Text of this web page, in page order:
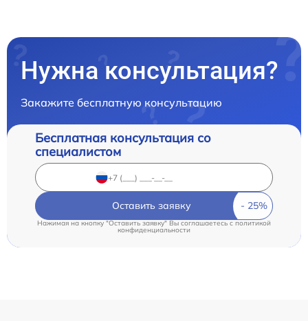
Нужна консультация?
Закажите бесплатную консультацию
Бесплатная консультация со
специалистом
Оставить заявку
Нажимая на кнопку "Оставить заявку" Вы соглашаетесь c политикой
конфиденциальности